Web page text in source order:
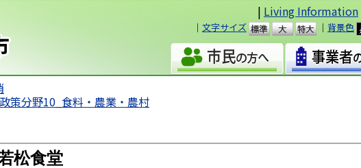
| Living Information
｜ 文字サイズ
準
大
｜ 背景色
会津若松市
政策分野10_食料・農業・農村
松食堂